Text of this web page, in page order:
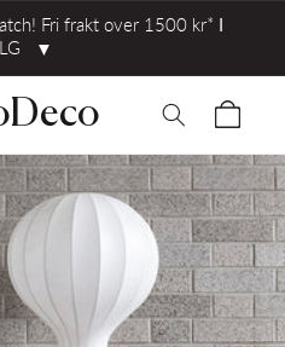
Fri frakt over 1500 kr* ⅼ
▼